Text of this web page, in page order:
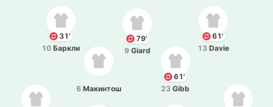
6 Ма­ки­нтош
79'
9 Giard
31'
10 Баркли
61'
23 Gibb
61'
13 Davie